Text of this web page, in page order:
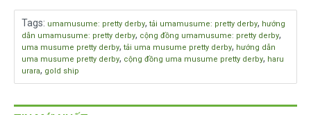
Tags: umamusume: pretty derby, tải umamusume: pretty derby, hướng
dẫn umamusume: pretty derby, cộng đồng umamusume: pretty derby,
uma musume pretty derby, tải uma musume pretty derby, hướng dẫn
uma musume pretty derby, cộng đồng uma musume pretty derby, haru
urara, gold ship